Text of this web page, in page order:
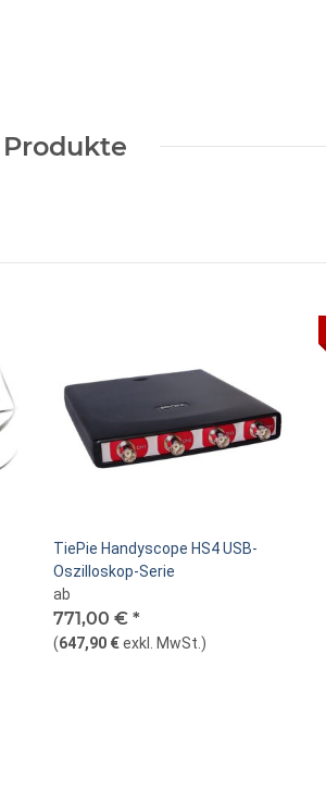
TiePie Handyscope HS4 USB-
Oszilloskop-Serie
ab
771,00 € *
(647,90 €exkl. MwSt. )